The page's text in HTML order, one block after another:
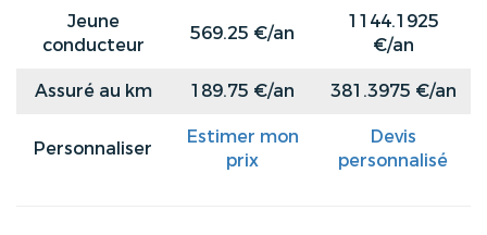
Jeune
conducteur
569.25 €/an
1144.1925
€/an
Assuré au km
189.75 €/an 381.3975 €/an
Personnaliser
Estimer mon
prix
Devis
personnalisé